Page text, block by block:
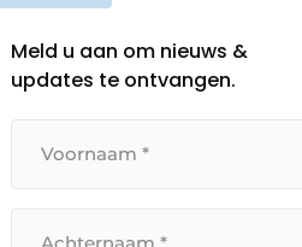
Meld u aan om nieuws &
updates te ontvangen.